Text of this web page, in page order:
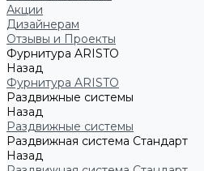
Акции
Дизайнерам
Отзывы и Проекты
Фурнитура ARISTO
Назад
Фурнитура ARISTO
Раздвижные системы
Назад
Раздвижные системы
Раздвижная система Стандарт
Назад